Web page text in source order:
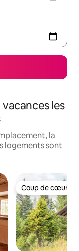
les
la
logements sont
Coup de cœur
Coup de cœur